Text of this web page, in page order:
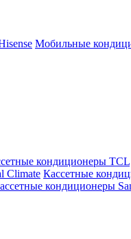
Мобильные
кондиционеры TCL
Climate Кассетные
кондиционеры